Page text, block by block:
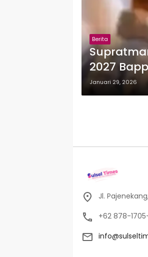
Berita
2027
Januari 29, 2026
Jl.
+62 878-